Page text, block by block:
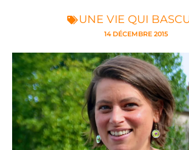
UNE VIE QUI
14 DÉCEMBRE 2015